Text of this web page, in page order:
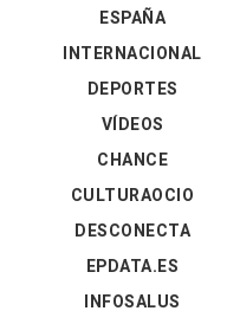
ESPAÑA
INTERNACIONAL
DEPORTES
VÍDEOS
CHANCE
CULTURAOCIO
DESCONECTA
EPDATA.ES
INFOSALUS